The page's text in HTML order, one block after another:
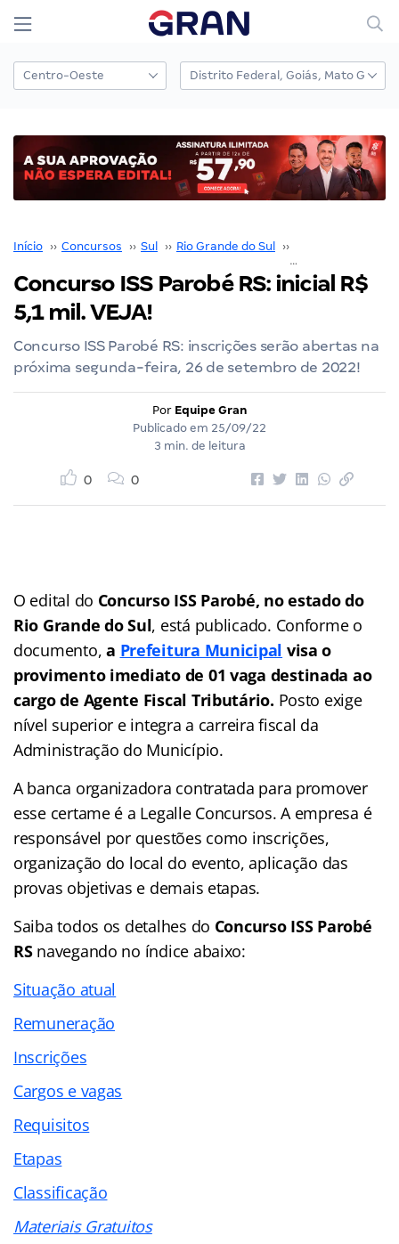
Início ›› Concursos ›› Sul ›› Rio Grande do Sul ››
Concurso ISS Parobé RS: inicial R$
5,1 mil. VEJA!
Concurso ISS Parobé RS: inscrições serão abertas na
próxima segunda-feira, 26 de setembro de 2022!
Por Equipe Gran
Publicado em 25/09/22
3 min. de leitura
0 0
O edital do Concurso ISS Parobé, no estado do
Rio Grande do Sul, está publicado. Conforme o
documento,a Prefeitura Municipal visa o
provimento imediato de 01 vaga destinada ao
cargo de Agente Fiscal Tributário. Posto exige
nível superior e integra a carreira fiscal da
Administração do Município.
A banca organizadora contratada para promover
esse certame é a Legalle Concursos. A empresa é
responsável por questões como inscrições,
organização do local do evento, aplicação das
provas objetivas e demais etapas.
Saiba todos os detalhes do Concurso ISS Parobé
RSnavegando no índice abaixo:
Situação atual
Remuneração
Inscrições
Cargos e vagas
Requisitos
Etapas
Classificação
Materiais Gratuitos